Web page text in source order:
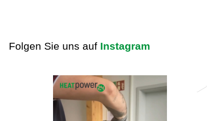
Folgen Sie uns auf Instagram